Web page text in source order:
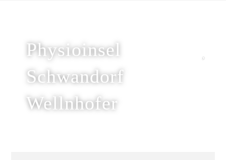
Physioinsel
Schwandorf
Wellnhofer